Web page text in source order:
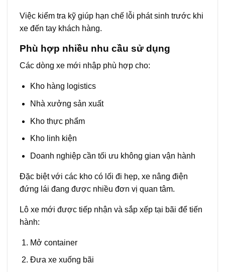
Việc kiểm tra kỹ giúp hạn chế lỗi phát sinh trước khi
xe đến tay khách hàng.
Phù hợp nhiều nhu cầu sử dụng
Các dòng xe mới nhập phù hợp cho:
Kho hàng logistics
Nhà xưởng sản xuất
Kho thực phẩm
Kho linh kiện
Doanh nghiệp cần tối ưu không gian vận hành
Đặc biệt với các kho có lối đi hẹp, xe nâng điện
đứng lái đang được nhiều đơn vị quan tâm.
Lô xe mới được tiếp nhận và sắp xếp tại bãi để tiến
hành:
Mở container
Đưa xe xuống bãi